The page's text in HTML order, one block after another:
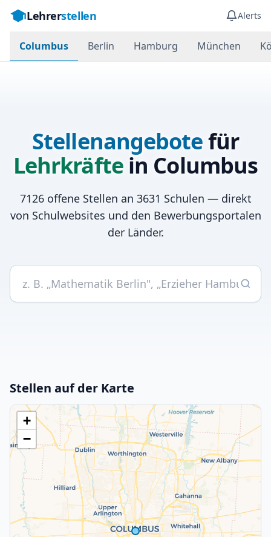
Lehrerstellen Alerts
Columbus Berlin Hamburg München
Stellenangebotefür
Lehrkräfte in Columbus
7126offene Stellen an 3631 Schulen — direkt
von Schulwebsites und den Bewerbungsportalen
der Länder.
Stellen auf der Karte
+
−